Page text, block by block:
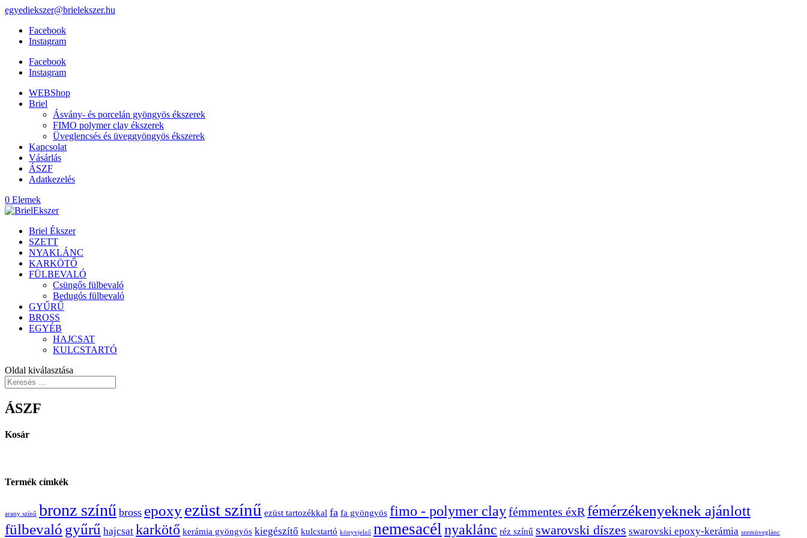
egyediekszer@brielekszer.hu
Facebook
Instagram
Facebook
Instagram
WEBShop
Briel
Ásvány- és porcelán gyöngyös ékszerek
FIMO polymer clay ékszerek
Üveglencsés és üveggyöngyös ékszerek
Kapcsolat
Vásárlás
ÁSZF
Adatkezelés
0 Elemek
Briel Ékszer
SZETT
NYAKLÁNC
KARKÖTŐ
FÜLBEVALÓ
Csüngős fülbevaló
Bedugós fülbevaló
GYŰRŰ
BROSS
EGYÉB
HAJCSAT
KULCSTARTÓ
Oldal kiválasztása
ÁSZF
Kosár
Termék címkék
arany színű bronz színű bross epoxyezüst színű ezüst tartozékkal fa fa gyöngyös fimo - polymer clayfémmentes éxR fémérzékenyeknek ajánlott
fülbevaló gyűrű hajcsat karkötő kerámia gyöngyös kiegészítő kulcstartó könyvjelző nemesacél nyaklánc réz színű swarovski díszes swarovski epoxy-kerámia szemüveglánc